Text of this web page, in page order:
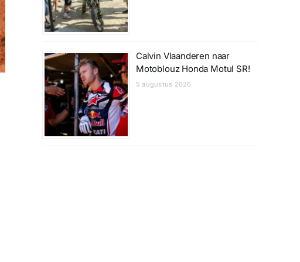
Calvin Vlaanderen naar
Motoblouz Honda Motul SR!
5 augustus 2026